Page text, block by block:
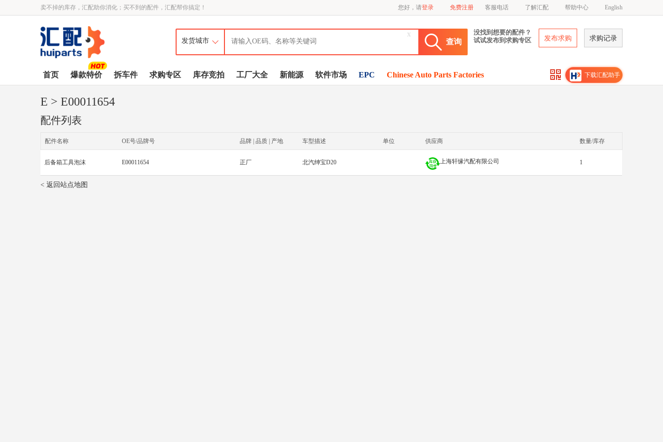
卖不掉的库存，汇配助你消化；买不到的配件，汇配帮你搞定！ 您好，请登录 免费注册 客服电话 了解汇配 帮助中心 English
查询
x
没找到想要的配件？
试试发布到求购专区
发布求购 求购记录
首页 爆款特价 拆车件 求购专区 库存竞拍 工厂大全 新能源 软件市场 EPC Chinese Auto Parts Factories 下载汇配助手
E > E00011654
配件列表
配件名称 OE号/品牌号 品牌 | 品质 | 产地 车型描述 单位 供应商 数量/库存
后备箱工具泡沫 E00011654 正厂 北汽绅宝D20 上海轩缘汽配有限公司 1
< 返回站点地图